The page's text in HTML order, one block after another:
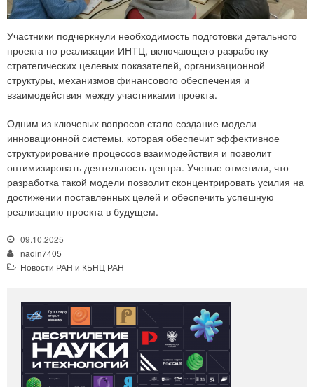
Участники подчеркнули необходимость подготовки детального
проекта по реализации ИНТЦ, включающего разработку
стратегических целевых показателей, организационной
структуры, механизмов финансового обеспечения и
взаимодействия между участниками проекта.
Одним из ключевых вопросов стало создание модели
инновационной системы, которая обеспечит эффективное
структурирование процессов взаимодействия и позволит
оптимизировать деятельность центра. Ученые отметили, что
разработка такой модели позволит сконцентрировать усилия на
достижении поставленных целей и обеспечить успешную
реализацию проекта в будущем.
09.10.2025
nadin7405
Новости РАН и КБНЦ РАН